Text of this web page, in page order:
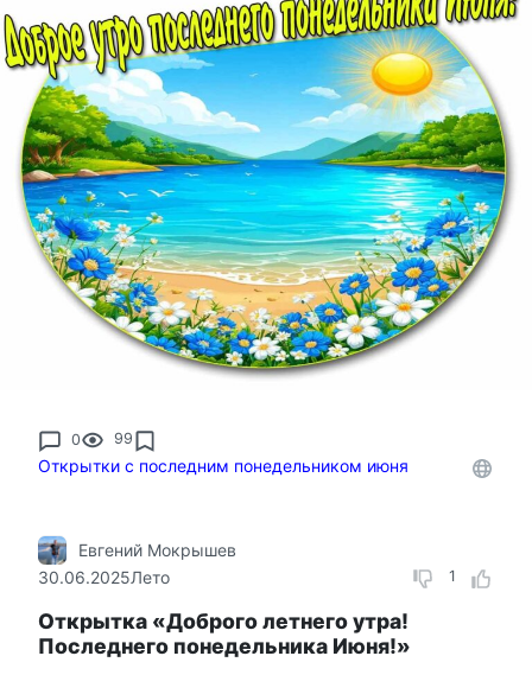
0 99
Открытки с последним понедельником июня
1
Евгений Мокрышев
30.06.2025Лето
Открытка «Доброго летнего утра!
Последнего понедельника Июня!»